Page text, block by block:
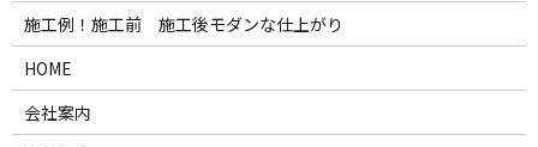
施工例！施工前 施工後モダンな仕上がり
HOME
会社案内